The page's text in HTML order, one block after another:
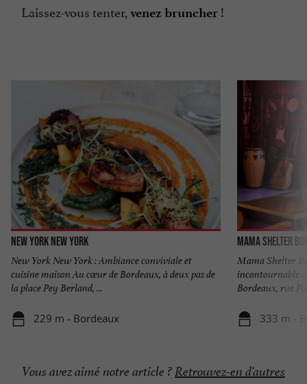
Laissez-vous tenter, venez bruncher !
New York New York
New York New York : Ambiance conviviale et
cuisine maison Au cœur de Bordeaux, à deux pas de
la place Pey Berland, ...
229 m - Bordeaux
Mama Shelter
Mama Shelter
incontournable
Bordeaux, rue
333 m -
Vous avez aimé notre article ?Retrouvez-en d’autres